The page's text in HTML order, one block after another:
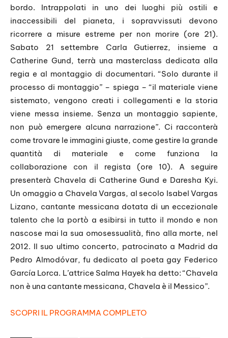
bordo. Intrappolati in uno dei luoghi più ostili e
inaccessibili del pianeta, i sopravvissuti devono
ricorrere a misure estreme per non morire (ore 21).
Sabato 21 settembre Carla Gutierrez, insieme a
Catherine Gund, terrà una masterclass dedicata alla
regia e al montaggio di documentari. “Solo durante il
processo di montaggio” – spiega – “il materiale viene
sistemato, vengono creati i collegamenti e la storia
viene messa insieme. Senza un montaggio sapiente,
non può emergere alcuna narrazione”. Ci racconterà
come trovare le immagini giuste, come gestire la grande
quantità di materiale e come funziona la
collaborazione con il regista (ore 10). A seguire
presenterà Chavela di Catherine Gund e Daresha Kyi.
Un omaggio a Chavela Vargas, al secolo Isabel Vargas
Lizano, cantante messicana dotata di un eccezionale
talento che la portò a esibirsi in tutto il mondo e non
nascose mai la sua omosessualità, fino alla morte, nel
2012. Il suo ultimo concerto, patrocinato a Madrid da
Pedro Almodóvar, fu dedicato al poeta gay Federico
García Lorca. L’attrice Salma Hayek ha detto: “Chavela
non è una cantante messicana, Chavela è il Messico”.
SCOPRI IL PROGRAMMA COMPLETO